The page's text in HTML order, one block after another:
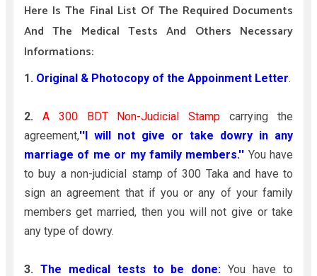
Here Is The Final List Of The Required Documents
And The Medical Tests And Others Necessary
Informations:
1. Original & Photocopy of the Appoinment Letter.
2. A 300 BDT Non-Judicial Stamp carrying the
agreement,''I will not give or take dowry in any
marriage of me or my family members.'' You have
to buy a non-judicial stamp of 300 Taka and have to
sign an agreement that if you or any of your family
members get married, then you will not give or take
any type of dowry.
3. The medical tests to be done: You have to